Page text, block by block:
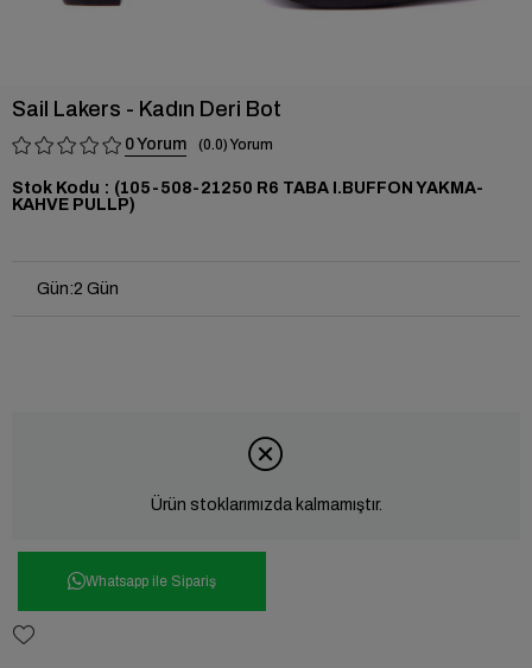
Sail Lakers - Kadın Deri Bot
0 0.0
Stok Kodu
(105-508-21250 R6 TABA I.BUFFON YAKMA-
KAHVE PULLP)
Gün:2 Gün
Ürün stoklarımızda kalmamıştır.
Whatsapp ile Sipariş